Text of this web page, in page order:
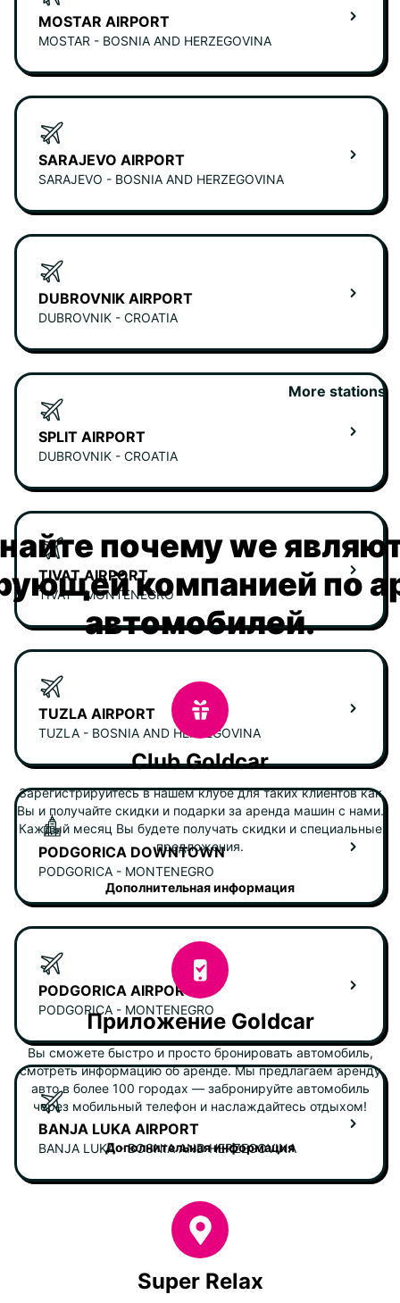
MOSTAR AIRPORT
MOSTAR - BOSNIA AND HERZEGOVINA
SARAJEVO AIRPORT
SARAJEVO - BOSNIA AND HERZEGOVINA
DUBROVNIK AIRPORT
DUBROVNIK - CROATIA
SPLIT AIRPORT
DUBROVNIK - CROATIA
TIVAT AIRPORT
TIVAT - MONTENEGRO
TUZLA AIRPORT
TUZLA - BOSNIA AND HERZEGOVINA
PODGORICA DOWNTOWN
PODGORICA - MONTENEGRO
PODGORICA AIRPORT
PODGORICA - MONTENEGRO
BANJA LUKA AIRPORT
BANJA LUKA - BOSNIA AND HERZEGOVINA
More stations
почему we
компанией по
автомобилей.
Club Goldcar
Зарегистрируйтесь в нашем клубе для таких клиентов как
Вы и получайте скидки и подарки за аренда машин с нами.
Каждый месяц Вы будете получать скидки и специальные
предложения.
Дополнительная информация
Приложение Goldcar
Вы сможете быстро и просто бронировать автомобиль,
смотреть информацию об аренде. Мы предлагаем аренду
авто в более 100 городах — забронируйте автомобиль
через мобильный телефон и наслаждайтесь отдыхом!
Дополнительная информация
Super Relax